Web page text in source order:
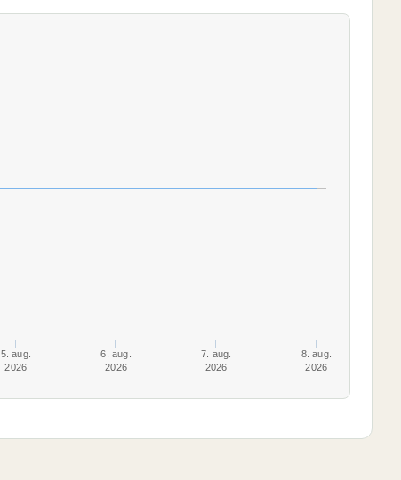
5. aug.
2026
6. aug.
2026
7. aug.
2026
8. aug.
2026